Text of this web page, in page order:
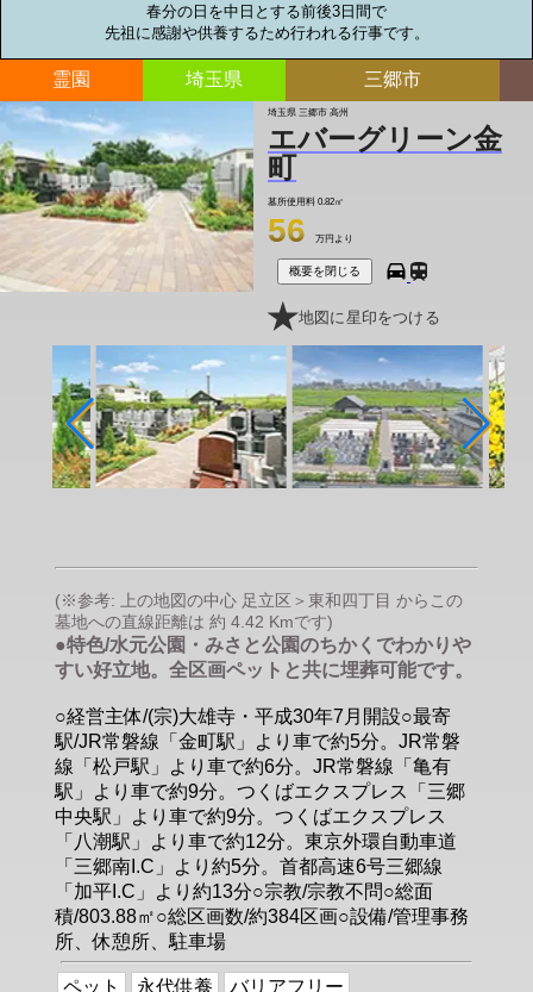
春分の日を中日とする前後3日間で
先祖に感謝や供養するため行われる行事です。
霊園 埼玉県 三郷市
埼玉県 三郷市 高州
エバーグリーン金
町
墓所使用料 0.82㎡
56 万円より
概要を閉じる
地図に星印をつける
(※参考: 上の地図の中心 足立区＞東和四丁目 からこの
墓地への直線距離は 約 4.42 Kmです)
●特色/水元公園・みさと公園のちかくでわかりや
すい好立地。全区画ペットと共に埋葬可能です。
○経営主体/(宗)大雄寺・平成30年7月開設○最寄
駅/JR常磐線「金町駅」より車で約5分。JR常磐
線「松戸駅」より車で約6分。JR常磐線「亀有
駅」より車で約9分。つくばエクスプレス「三郷
中央駅」より車で約9分。つくばエクスプレス
「八潮駅」より車で約12分。東京外環自動車道
「三郷南I.C」より約5分。首都高速6号三郷線
「加平I.C」より約13分○宗教/宗教不問○総面
積/803.88㎡○総区画数/約384区画○設備/管理事務
所、休憩所、駐車場
ペット 永代供養 バリアフリー